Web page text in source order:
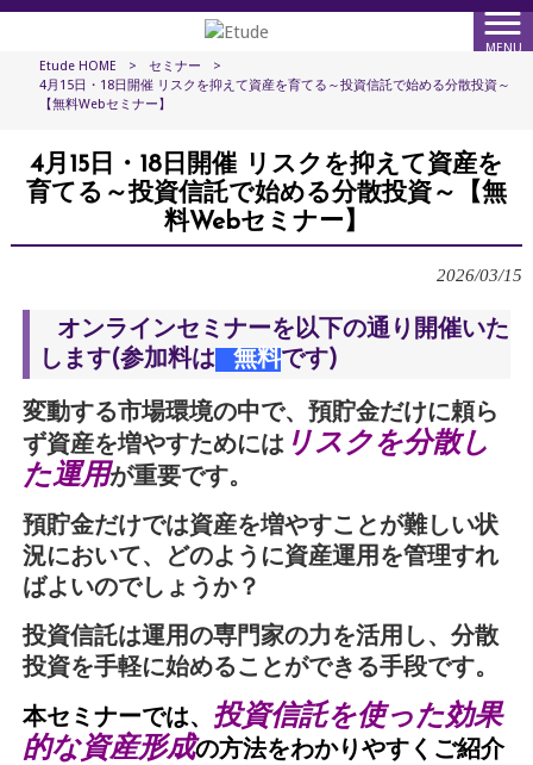
MENU
Etude HOME
> セミナー
>
4月15日・18日開催 リスクを抑えて資産を育てる～投資信託で始める分散投資～
【無料Webセミナー】
4月15日・18日開催 リスクを抑えて資産を
育てる～投資信託で始める分散投資～【無
料Webセミナー】
2026/03/15
オンラインセミナーを以下の通り開催いた
します(参加料は
無料です)
変動する市場環境の中で、預貯金だけに頼ら
ず資産を増やすためにはリスクを分散し
た運用が重要です。
預貯金だけでは資産を増やすことが難しい状
況において、どのように資産運用を管理すれ
ばよいのでしょうか？
投資信託は運用の専門家の力を活用し、分散
投資を手軽に始めることができる手段です。
本セミナーでは、 投資信託を使った効果
的な資産形成の方法をわかりやすくご紹介